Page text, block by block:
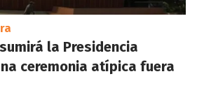
la Presidencia
ceremonia atípica fuera